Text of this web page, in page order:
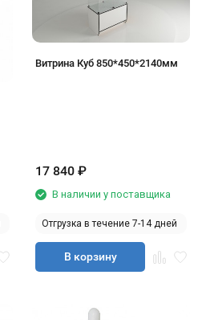
Витрина Куб 850*450*2140мм
17 840 ₽
В наличии у поставщика
Отгрузка в течение 7-14 дней
В корзину